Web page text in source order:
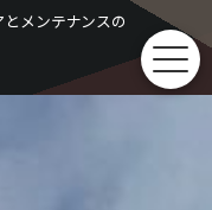
メンテナンスの